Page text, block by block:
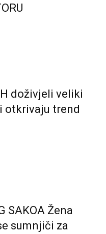
doživjeli veliki
otkrivaju trend
SAKOA Žena
sumnjiči za